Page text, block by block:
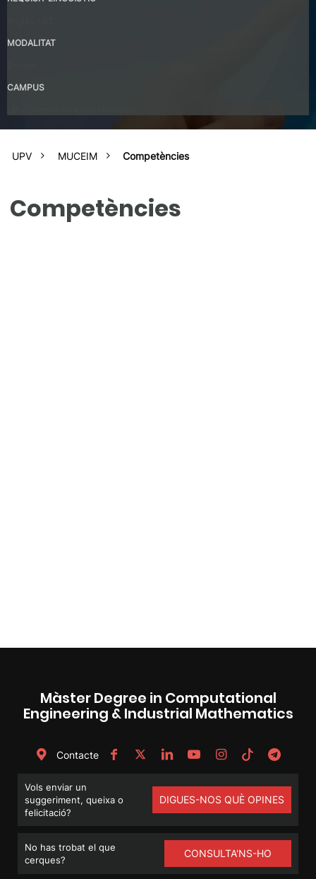
MODALITAT
CAMPUS
UPV MUCEIM Competències
Competències
Màster Degree in Computational
Engineering & Industrial Mathematics
Contacte
Vols enviar un
suggeriment, queixa o
felicitació?
DIGUES-NOS QUÈ OPINES
No has trobat el que
cerques?
CONSULTA'NS-HO